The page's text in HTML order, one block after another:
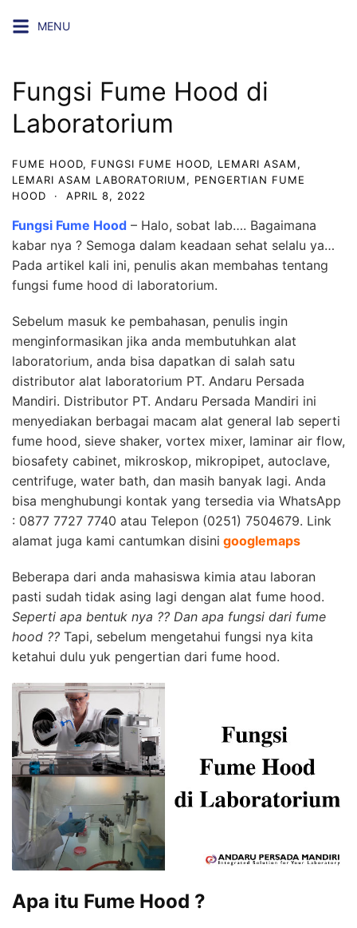
MENU
Fungsi Fume Hood di
Laboratorium
FUME HOOD, FUNGSI FUME HOOD, LEMARI ASAM,
LEMARI ASAM LABORATORIUM, PENGERTIAN FUME
HOOD
· APRIL 8, 2022
Fungsi Fume Hood – Halo, sobat lab…. Bagaimana
kabar nya ? Semoga dalam keadaan sehat selalu ya…
Pada artikel kali ini, penulis akan membahas tentang
fungsi fume hood di laboratorium.
Sebelum masuk ke pembahasan, penulis ingin
menginformasikan jika anda membutuhkan alat
laboratorium, anda bisa dapatkan di salah satu
distributor alat laboratorium PT. Andaru Persada
Mandiri. Distributor PT. Andaru Persada Mandiri ini
menyediakan berbagai macam alat general lab seperti
fume hood, sieve shaker, vortex mixer, laminar air flow,
biosafety cabinet, mikroskop, mikropipet, autoclave,
centrifuge, water bath, dan masih banyak lagi. Anda
bisa menghubungi kontak yang tersedia via WhatsApp
: 0877 7727 7740 atau Telepon (0251) 7504679. Link
alamat juga kami cantumkan disini googlemaps
Beberapa dari anda mahasiswa kimia atau laboran
pasti sudah tidak asing lagi dengan alat fume hood.
Seperti apa bentuk nya ?? Dan apa fungsi dari fume
hood ?? Tapi, sebelum mengetahui fungsi nya kita
ketahui dulu yuk pengertian dari fume hood.
Apa itu Fume Hood ?